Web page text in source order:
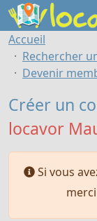
Accueil
Rechercher
Devenir
Créer un
locavor
Si vous